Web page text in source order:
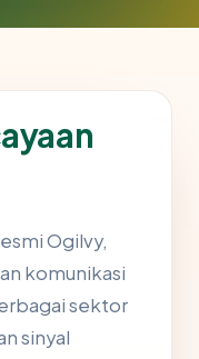
Ogilvy,
komunikasi
sektor
sinyal